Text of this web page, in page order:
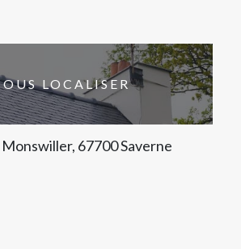
LOCALISER
67700 Saverne